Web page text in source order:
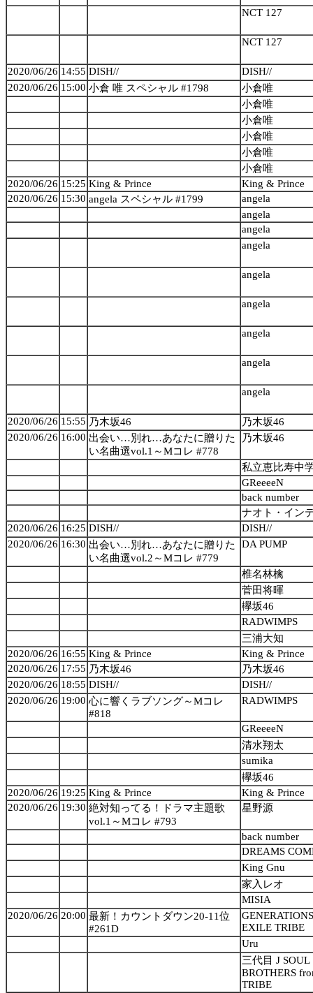
NCT 127
NCT 127
2020/06/26 14:55 DISH//
DISH//
2020/06/26 15:00 小倉 唯 スペシャル #1798
小倉唯
小倉唯
小倉唯
小倉唯
小倉唯
小倉唯
2020/06/26 15:25 King & Prince
King & Prince
2020/06/26 15:30 angela スペシャル #1799
angela
angela
angela
angela
angela
angela
angela
angela
angela
2020/06/26 15:55 乃木坂46
乃木坂46
2020/06/26 16:00 出会い…別れ…あなたに贈りた
い名曲選vol.1～Mコレ #778
乃木坂46
私立恵比寿中
GReeeeN
back number
ナオト・イン
2020/06/26 16:25 DISH//
DISH//
2020/06/26 16:30 出会い…別れ…あなたに贈りた
い名曲選vol.2～Mコレ #779
DA PUMP
椎名林檎
菅田将暉
欅坂46
RADWIMPS
三浦大知
2020/06/26 16:55 King & Prince
King & Prince
2020/06/26 17:55 乃木坂46
乃木坂46
2020/06/26 18:55 DISH//
DISH//
2020/06/26 19:00 心に響くラブソング～Mコレ
#818
RADWIMPS
GReeeeN
清水翔太
sumika
欅坂46
2020/06/26 19:25 King & Prince
King & Prince
2020/06/26 19:30 絶対知ってる！ドラマ主題歌
vol.1～Mコレ #793
星野源
back number
DREAMS
King Gnu
家入レオ
MISIA
2020/06/26 20:00 最新！カウントダウン20-11位
#261D
EXILE TRIBE
Uru
三代目 J SOUL
BROTHERS
TRIBE